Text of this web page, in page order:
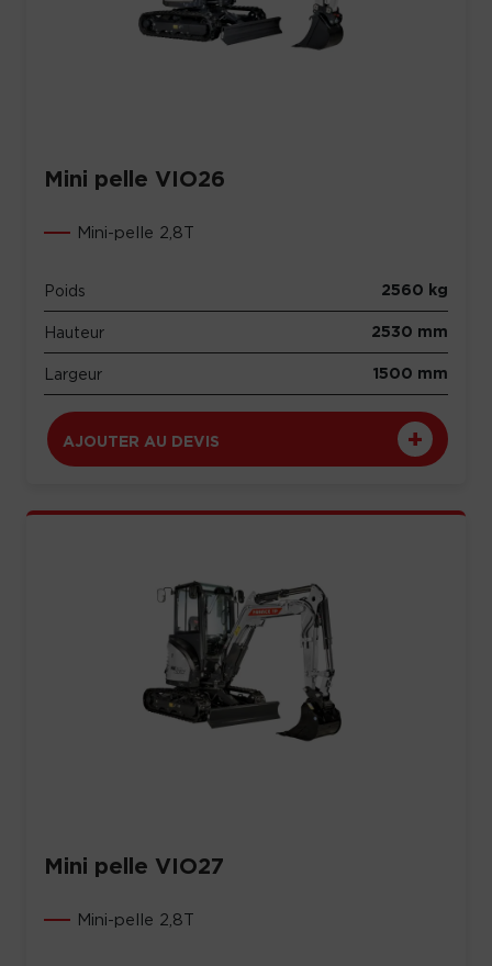
Mini pelle VIO26
Mini-pelle 2,8T
Poids 2560 kg
Hauteur 2530 mm
Largeur 1500 mm
AJOUTER AU DEVIS
Mini pelle VIO27
Mini-pelle 2,8T